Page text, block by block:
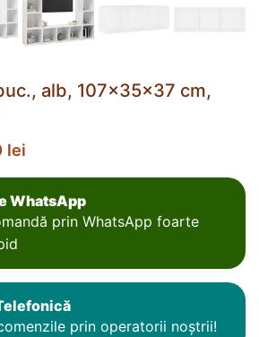
alb, 107x35x37 cm,
lei
WhatsApp
prin WhatsApp foarte
prin operatorii noștrii!